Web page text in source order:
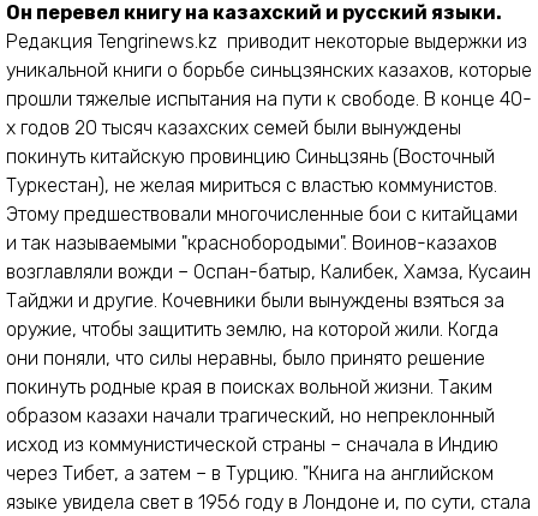
Он перевел книгу на казахский и русский языки.
Редакция Tengrinews.kz приводит некоторые выдержки из
уникальной книги о борьбе синьцзянских казахов, которые
прошли тяжелые испытания на пути к свободе. В конце 40-
х годов 20 тысяч казахских семей были вынуждены
покинуть китайскую провинцию Синьцзянь (Восточный
Туркестан), не желая мириться с властью коммунистов.
Этому предшествовали многочисленные бои с китайцами
и так называемыми "краснобородыми". Воинов-казахов
возглавляли вожди – Оспан-батыр, Калибек, Хамза, Кусаин
Тайджи и другие. Кочевники были вынуждены взяться за
оружие, чтобы защитить землю, на которой жили. Когда
они поняли, что силы неравны, было принято решение
покинуть родные края в поисках вольной жизни. Таким
образом казахи начали трагический, но непреклонный
исход из коммунистической страны – сначала в Индию
через Тибет, а затем – в Турцию. "Книга на английском
языке увидела свет в 1956 году в Лондоне и, по сути, стала